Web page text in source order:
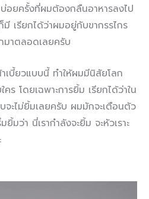
บ่อยครั้งที่ผมต้องกลืนอาหารลงไป
เรียกได้ว่าผมอยู่กับขากรรไกร
มาตลอดเลยครับ
เบี้ยวแบบนี้ ทำให้ผมมีนิสัยโลก
โดยเฉพาะการยิ้ม เรียกได้ว่าใน
ะไม่ยิ้มเลยครับ ผมมักจะเตือนตัว
ยิ้มว่า นี่เรากำลังจะยิ้ม จะหัวเราะ